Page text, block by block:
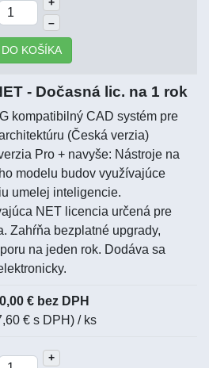
–
DO KOŠÍKA
- Dočasná lic. na 1 rok
kompatibilný CAD systém pre
(Česká verzia)
Pro + navyše: Nástroje na
modelu budov využívajúce
umelej inteligencie.
NET licencia určená pre
Zahŕňa bezplatné upgrady,
na jeden rok. Dodáva sa
€ bez DPH
€ s DPH) / ks
+